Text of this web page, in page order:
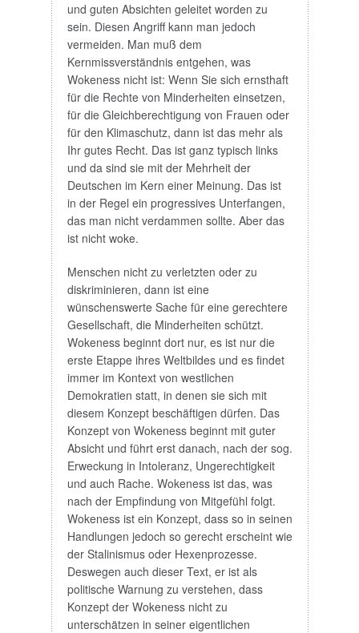
und guten Absichten geleitet worden zu
sein. Diesen Angriff kann man jedoch
vermeiden. Man muß dem
Kernmissverständnis entgehen, was
Wokeness nicht ist: Wenn Sie sich ernsthaft
für die Rechte von Minderheiten einsetzen,
für die Gleichberechtigung von Frauen oder
für den Klimaschutz, dann ist das mehr als
Ihr gutes Recht. Das ist ganz typisch links
und da sind sie mit der Mehrheit der
Deutschen im Kern einer Meinung. Das ist
in der Regel ein progressives Unterfangen,
das man nicht verdammen sollte. Aber das
ist nicht woke.
Menschen nicht zu verletzten oder zu
diskriminieren, dann ist eine
wünschenswerte Sache für eine gerechtere
Gesellschaft, die Minderheiten schützt.
Wokeness beginnt dort nur, es ist nur die
erste Etappe ihres Weltbildes und es findet
immer im Kontext von westlichen
Demokratien statt, in denen sie sich mit
diesem Konzept beschäftigen dürfen. Das
Konzept von Wokeness beginnt mit guter
Absicht und führt erst danach, nach der sog.
Erweckung in Intoleranz, Ungerechtigkeit
und auch Rache. Wokeness ist das, was
nach der Empfindung von Mitgefühl folgt.
Wokeness ist ein Konzept, dass so in seinen
Handlungen jedoch so gerecht erscheint wie
der Stalinismus oder Hexenprozesse.
Deswegen auch dieser Text, er ist als
politische Warnung zu verstehen, dass
Konzept der Wokeness nicht zu
unterschätzen in seiner eigentlichen